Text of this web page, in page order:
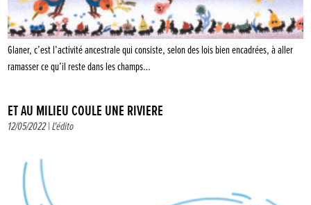
Glaner, c’est l’activité ancestrale qui consiste, selon des lois bien encadrées, à aller
ramasser ce qu’il reste dans les champs…
ET AU MILIEU COULE UNE RIVIÈRE
12/05/2022 |L'édito